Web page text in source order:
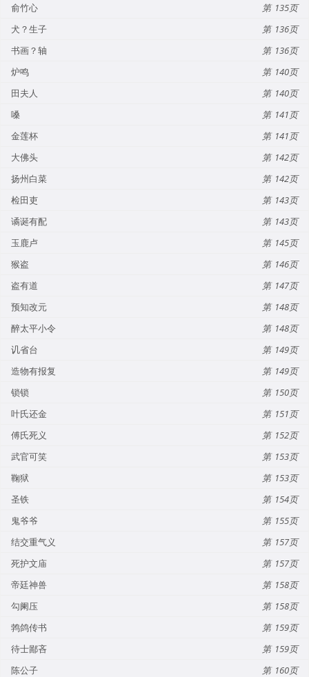
俞竹心
135
犬？生子
136
书画？轴
136
炉鸣
140
田夫人
140
嗓
141
金莲杯
141
大佛头
142
扬州白菜
142
检田吏
143
谲诞有配
143
玉鹿卢
145
猴盗
146
盗有道
147
预知改元
148
醉太平小令
148
讥省台
149
造物有报复
149
锁锁
150
叶氏还金
151
傅氏死义
152
武官可笑
153
鞠狱
153
圣铁
154
鬼爷爷
155
结交重气义
157
死护文庙
157
帝廷神兽
158
勾阑压
158
鹁鸽传书
159
待士鄙吝
159
陈公子
160